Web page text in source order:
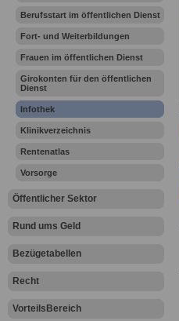
Berufsstart im öffentlichen Dienst
Fort- und Weiterbildungen
Frauen im öffentlichen Dienst
Girokonten für den öffentlichen
Dienst
Infothek
Klinikverzeichnis
Rentenatlas
Vorsorge
Öffentlicher Sektor
Rund ums Geld
Bezügetabellen
Recht
VorteilsBereich